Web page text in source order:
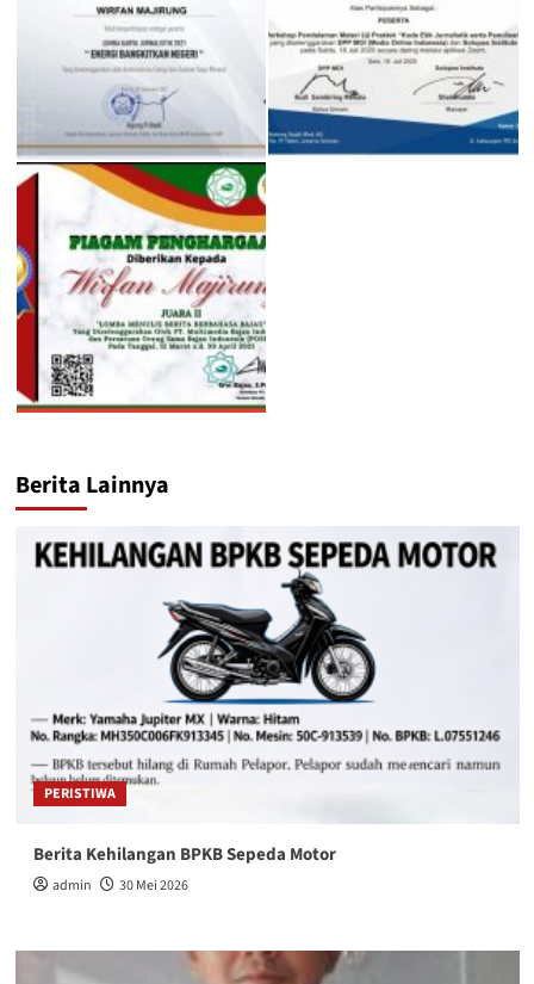
Berita Lainnya
PERISTIWA
Berita Kehilangan BPKB Sepeda Motor
admin 30 Mei 2026